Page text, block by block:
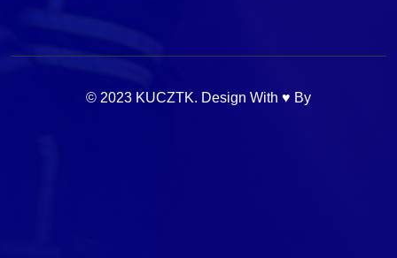
© 2023 KUCZTK. Design With ♥ By